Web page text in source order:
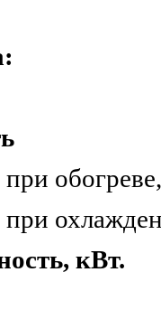
при
при
кВт.